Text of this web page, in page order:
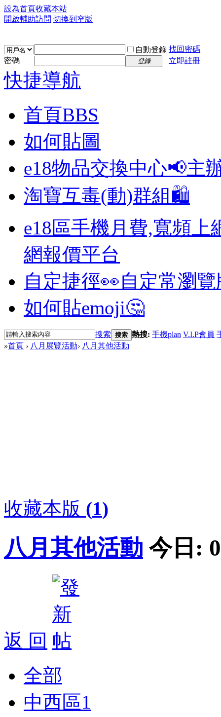
設為首頁收藏本站
開啟輔助訪問 切換到窄版
自動登錄 找回密碼
密碼
登錄 立即註冊
快捷導航
首頁BBS
如何貼圖
e18物品交換中心📢主
淘寶互毒(動)群組🛍️
e18區手機月費,寬頻上
網報價平台
自定捷徑👀自定常瀏
如何貼emoji🤔
搜索 搜索 熱搜: 手機plan V.I.P會員
»首頁 › 八月展覽活動› 八月其他活動
收藏本版 (1)
八月其他活動 今日: 0
返 回
全部
中西區1